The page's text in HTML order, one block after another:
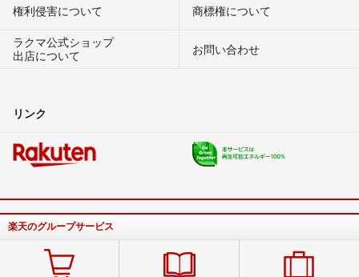
権利侵害について
商標権について
ラクマ公式ショップ
出店について
お問い合わせ
リンク
楽天のグループサービス